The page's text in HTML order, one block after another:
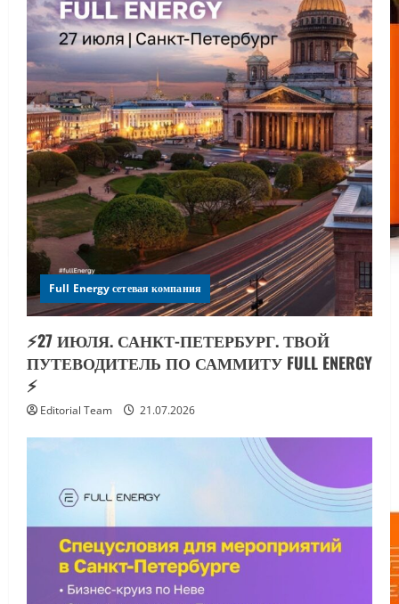
Full Energy сетевая компания
⚡️27 ИЮЛЯ. САНКТ-ПЕТЕРБУРГ. ТВОЙ
ПУТЕВОДИТЕЛЬ ПО САММИТУ FULL ENERGY
⚡️
Editorial Team 21.07.2026